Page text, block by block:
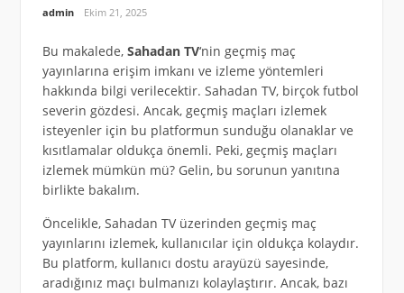
admin Ekim 21, 2025
Bu makalede, Sahadan TV‘nin geçmiş maç
yayınlarına erişim imkanı ve izleme yöntemleri
hakkında bilgi verilecektir. Sahadan TV, birçok futbol
severin gözdesi. Ancak, geçmiş maçları izlemek
isteyenler için bu platformun sunduğu olanaklar ve
kısıtlamalar oldukça önemli. Peki, geçmiş maçları
izlemek mümkün mü? Gelin, bu sorunun yanıtına
birlikte bakalım.
Öncelikle, Sahadan TV üzerinden geçmiş maç
yayınlarını izlemek, kullanıcılar için oldukça kolaydır.
Bu platform, kullanıcı dostu arayüzü sayesinde,
aradığınız maçı bulmanızı kolaylaştırır. Ancak, bazı